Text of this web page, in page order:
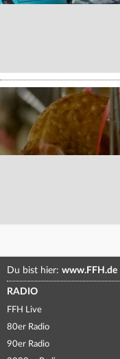
Du bist hier: www.FFH.de
RADIO
FFH Live
80er Radio
90er Radio